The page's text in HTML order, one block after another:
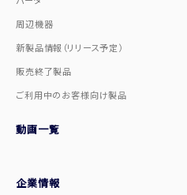
周辺機器
新製品情報（リリース予定）
販売終了製品
ご利用中のお客様向け製品
動画一覧
企業情報